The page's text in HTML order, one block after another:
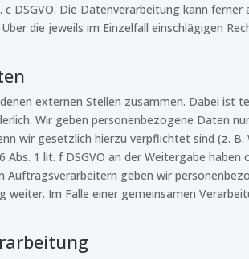
DSGVO. Die Datenverarbeitung kann ferner
die jeweils im Einzelfall einschlägigen
externen Stellen zusammen. Dabei ist
Wir geben personenbezogene Daten
wir gesetzlich hierzu verpflichtet sind (z.
1 lit. f DSGVO an der Weitergabe haben
geben wir
Im Falle einer gemeinsamen